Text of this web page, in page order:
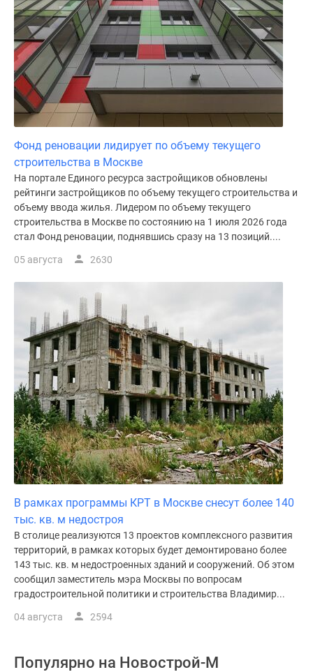
Фонд реновации лидирует по объему текущего
строительства в Москве
На портале Единого ресурса застройщиков обновлены
рейтинги застройщиков по объему текущего строительства и
объему ввода жилья. Лидером по объему текущего
строительства в Москве по состоянию на 1 июля 2026 года
стал Фонд реновации, поднявшись сразу на 13 позиций....
05 августа 2630
В рамках программы КРТ в Москве снесут более 140
тыс. кв. м недостроя
В столице реализуются 13 проектов комплексного развития
территорий, в рамках которых будет демонтировано более
143 тыс. кв. м недостроенных зданий и сооружений. Об этом
сообщил заместитель мэра Москвы по вопросам
градостроительной политики и строительства Владимир...
04 августа 2594
Популярно на Новострой-М